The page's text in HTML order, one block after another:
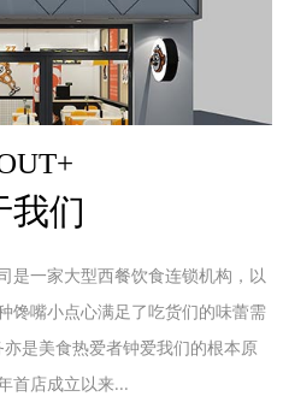
我们
是一家大型西餐饮食连锁机构，以
馋嘴小点心满足了吃货们的味蕾需
是美食热爱者钟爱我们的根本原
首店成立以来...